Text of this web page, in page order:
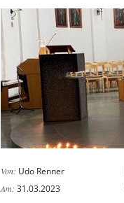
Von: Udo Renner
Am: 31.03.2023